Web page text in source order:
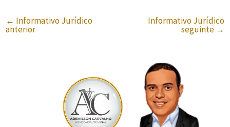
← Informativo Jurídico
anterior
Informativo Jurídico
seguinte →